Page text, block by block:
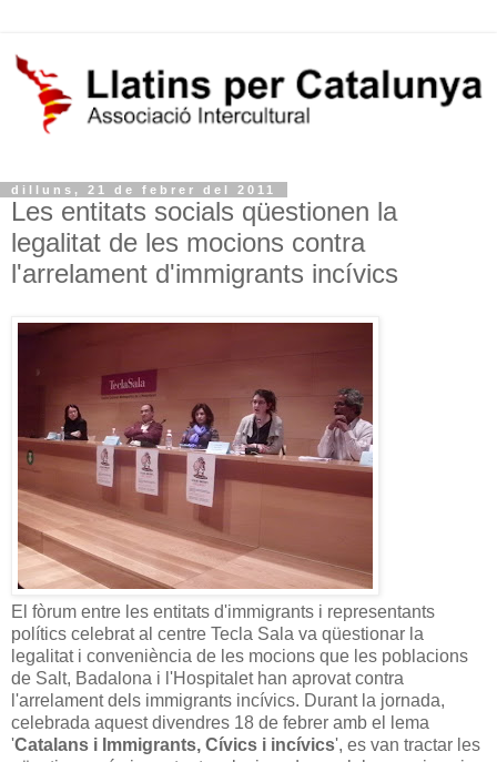
dilluns, 21 de febrer del 2011
Les entitats socials qüestionen la
legalitat de les mocions contra
l'arrelament d'immigrants incívics
El fòrum entre les entitats d'immigrants i representants
polítics celebrat al centre Tecla Sala va qüestionar la
legalitat i conveniència de les mocions que les poblacions
de Salt, Badalona i l'Hospitalet han aprovat contra
l'arrelament dels immigrants incívics. Durant la jornada,
celebrada aquest divendres 18 de febrer amb el lema
'Catalans i Immigrants, Cívics i incívics', es van tractar les